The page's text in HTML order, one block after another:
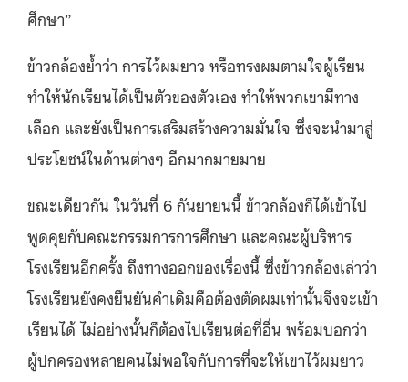
ศึกษา”
ข้าวกล้องย้ำว่า การไว้ผมยาว หรือทรงผมตามใจผู้เรียน
ทำให้นักเรียนได้เป็นตัวของตัวเอง ทำให้พวกเขามีทาง
เลือก และยังเป็นการเสริมสร้างความมั่นใจ ซึ่งจะนำมาสู่
ประโยชน์ในด้านต่างๆ อีกมากมายมาย
ขณะเดียวกัน ในวันที่ 6 กันยายนนี้ ข้าวกล้องก็ได้เข้าไป
พูดคุยกับคณะกรรมการการศึกษา และคณะผู้บริหาร
โรงเรียนอีกครั้ง ถึงทางออกของเรื่องนี้ ซึ่งข้าวกล้องเล่าว่า
โรงเรียนยังคงยืนยันคำเดิมคือต้องตัดผมเท่านั้นจึงจะเข้า
เรียนได้ ไม่อย่างนั้นก็ต้องไปเรียนต่อที่อื่น พร้อมบอกว่า
ผู้ปกครองหลายคนไม่พอใจกับการที่จะให้เขาไว้ผมยาว